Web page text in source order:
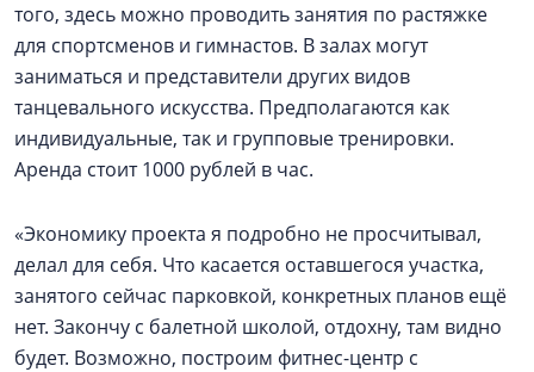
того, здесь можно проводить занятия по растяжке
для спортсменов и гимнастов. В залах могут
заниматься и представители других видов
танцевального искусства. Предполагаются как
индивидуальные, так и групповые тренировки.
Аренда стоит 1000 рублей в час.
«Экономику проекта я подробно не просчитывал,
делал для себя. Что касается оставшегося участка,
занятого сейчас парковкой, конкретных планов ещё
нет. Закончу с балетной школой, отдохну, там видно
будет. Возможно, построим фитнес-центр с